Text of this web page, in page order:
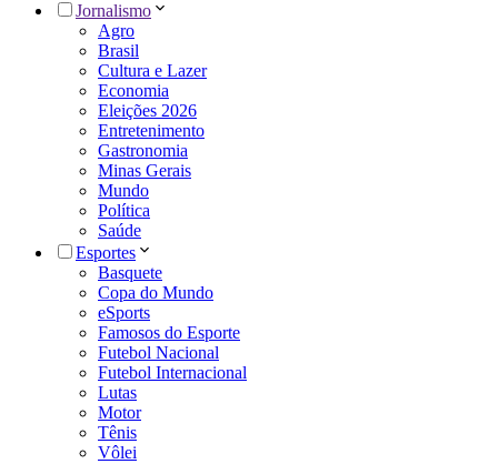
Jornalismo
Agro
Brasil
Cultura e Lazer
Economia
Eleições 2026
Entretenimento
Gastronomia
Minas Gerais
Mundo
Política
Saúde
Esportes
Basquete
Copa do Mundo
eSports
Famosos do Esporte
Futebol Nacional
Futebol Internacional
Lutas
Motor
Tênis
Vôlei